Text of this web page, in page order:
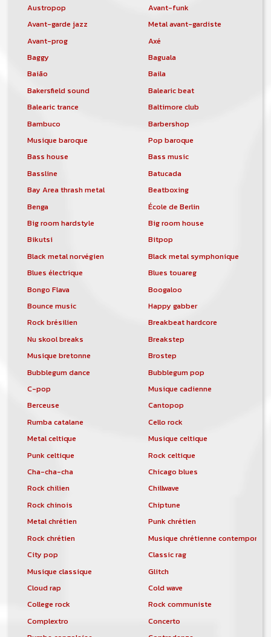
Austropop
Avant-funk
Avant-garde jazz
Metal avant-gardiste
Avant-prog
Axé
Baggy
Baguala
Baião
Baila
Bakersfield sound
Balearic beat
Balearic trance
Baltimore club
Bambuco
Barbershop
Musique baroque
Pop baroque
Bass house
Bass music
Bassline
Batucada
Bay Area thrash metal
Beatboxing
Benga
École de Berlin
Big room hardstyle
Big room house
Bikutsi
Bitpop
Black metal norvégien
Black metal symphonique
Blues électrique
Blues touareg
Bongo Flava
Boogaloo
Bounce music
Happy gabber
Rock brésilien
Breakbeat hardcore
Nu skool breaks
Breakstep
Musique bretonne
Brostep
Bubblegum dance
Bubblegum pop
C-pop
Musique cadienne
Berceuse
Cantopop
Rumba catalane
Cello rock
Metal celtique
Musique celtique
Punk celtique
Rock celtique
Cha-cha-cha
Chicago blues
Rock chilien
Chillwave
Rock chinois
Chiptune
Metal chrétien
Punk chrétien
Rock chrétien
Musique chrétienne
City pop
Classic rag
Musique classique
Glitch
Cloud rap
Cold wave
College rock
Rock communiste
Complextro
Concerto